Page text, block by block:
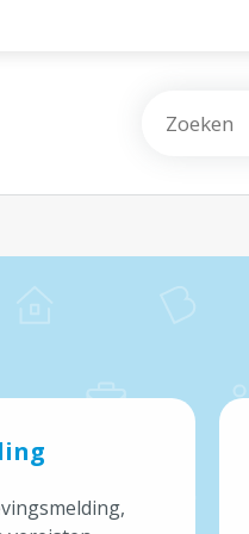
Wonen & Bouwen
Mobiliteit & Openbare werken